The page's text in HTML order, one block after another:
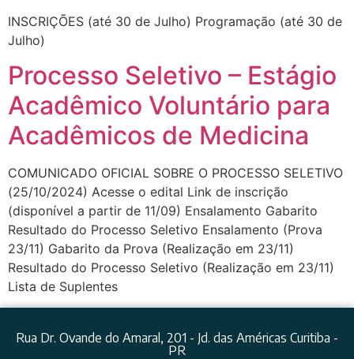
INSCRIÇÕES (até 30 de Julho) Programação (até 30 de
Julho)
Processo Seletivo – Estágio
Acadêmico Voluntário para
Acadêmicos de Medicina
COMUNICADO OFICIAL SOBRE O PROCESSO SELETIVO
(25/10/2024) Acesse o edital Link de inscrição
(disponível a partir de 11/09) Ensalamento Gabarito
Resultado do Processo Seletivo Ensalamento (Prova
23/11) Gabarito da Prova (Realização em 23/11)
Resultado do Processo Seletivo (Realização em 23/11)
Lista de Suplentes
Rua Dr. Ovande do Amaral, 201 - Jd. das Américas Curitiba -
PR